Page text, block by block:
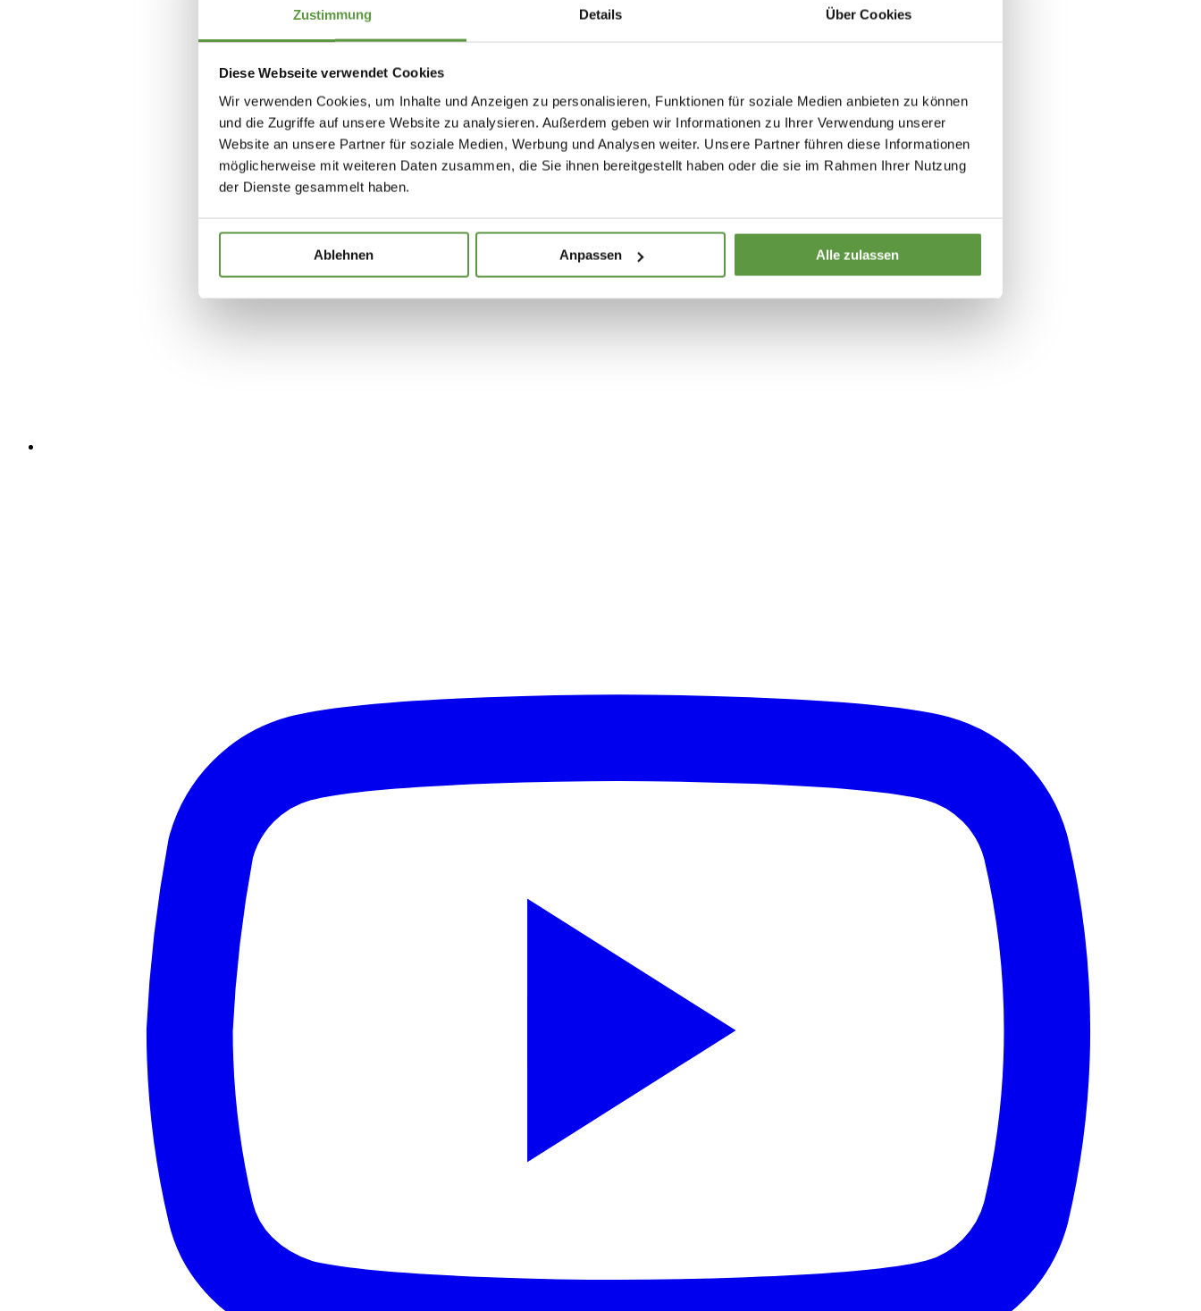
Zustimmung Details Über Cookies
Diese Webseite verwendet Cookies
Wir verwenden Cookies, um Inhalte und Anzeigen zu personalisieren, Funktionen für soziale Medien anbieten zu können
und die Zugriffe auf unsere Website zu analysieren. Außerdem geben wir Informationen zu Ihrer Verwendung unserer
Website an unsere Partner für soziale Medien, Werbung und Analysen weiter. Unsere Partner führen diese Informationen
möglicherweise mit weiteren Daten zusammen, die Sie ihnen bereitgestellt haben oder die sie im Rahmen Ihrer Nutzung
der Dienste gesammelt haben.
Ablehnen Anpassen Alle zulassen